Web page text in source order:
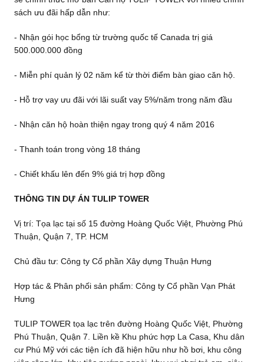
sách ưu đãi hấp dẫn như:
- Nhận gói học bổng từ trường quốc tế Canada trị giá
500.000.000 đồng
- Miễn phí quản lý 02 năm kể từ thời điểm bàn giao căn hộ.
- Hỗ trợ vay ưu đãi với lãi suất vay 5%/năm trong năm đầu
- Nhận căn hộ hoàn thiện ngay trong quý 4 năm 2016
- Thanh toán trong vòng 18 tháng
- Chiết khấu lên đến 9% giá trị hợp đồng
THÔNG TIN DỰ ÁN TULIP TOWER
Vị trí: Tọa lạc tại số 15 đường Hoàng Quốc Việt, Phường Phú
Thuận, Quận 7, TP. HCM
Chủ đầu tư: Công ty Cổ phần Xây dựng Thuận Hưng
Hợp tác & Phân phối sản phẩm: Công ty Cổ phần Vạn Phát
Hưng
TULIP TOWER tọa lạc trên đường Hoàng Quốc Việt, Phường
Phú Thuận, Quận 7. Liền kề Khu phức hợp La Casa, Khu dân
cư Phú Mỹ với các tiện ích đã hiện hữu như hồ bơi, khu công